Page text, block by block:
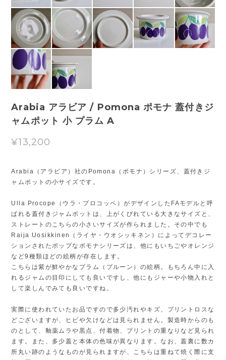
Arabia アラビア / Pomona ポモナ 蓋付きジ
ャムポット 小 プラム A
¥13,200
Arabia（アラビア）社のPomona（ポモナ）シリーズ、蓋付きジ
ャムポットの小サイズです。
Ulla Procope（ウラ・プロコッペ）がデザインしたFAモデルと呼
ばれる蓋付きジャムポットは、上がくびれている大きなサイズと、
ストレートのこちらの小さいサイズが作られました。その中でも
Raija Uosikkinen（ライヤ・ウオシッキネン）によってデコレー
ションされたポップなポモナシリーズは、他にもいちごやオレンジ
など9種類ほどの絵柄が存在します。
こちらは紫が鮮やかなプラム（プルーン）の絵柄。もちろん中に入
れるジャムの目印にしても良いですし、他にもジャーや小物入れと
して楽しんでみても良いですね。
実際に使われていたお品ですので多少汚れやキズ、プリントロスな
どございますが、ヒビや欠けなどは見られません。製造時からのも
のとして、釉薬ムラや黒点、付着物、プリントの重なりなど見られ
ます。また、多少蓋と本体の色味が異なります。なお、蓋裏に数カ
所丸い跡のようなものが見られますが、こちらは重ねて焼く際に支